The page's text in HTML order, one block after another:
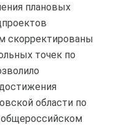
плановых
скорректированы
точек по
области по
общероссийском